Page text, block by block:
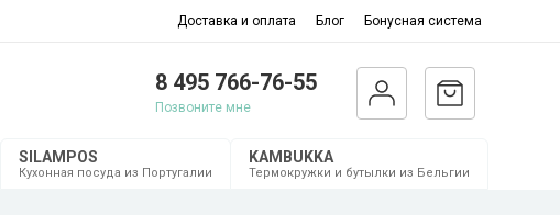
Доставка и оплата Блог Бонусная система
8 495 766-76-55
Позвоните мне
SILAMPOS
Кухонная посуда из Португалии
KAMBUKKA
Термокружки и бутылки из Бельгии